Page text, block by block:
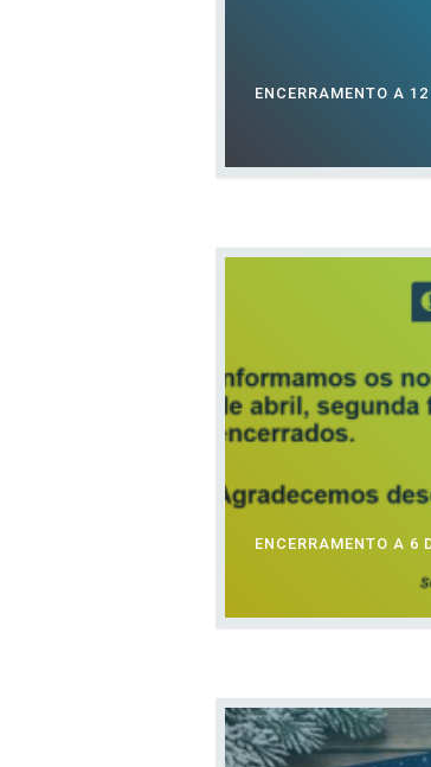
ENCERRAMENTO A
ENCERRAMENTO A 6